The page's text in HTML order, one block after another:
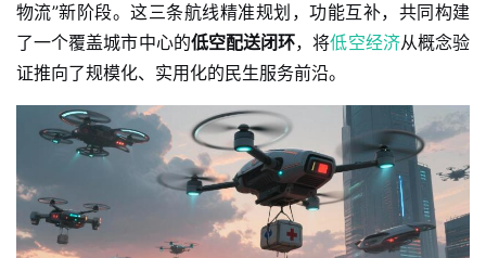
物流”新阶段。这三条航线精准规划，功能互补，共同构建
了一个覆盖城市中心的低空配送闭环，将低空经济从概念验
证推向了规模化、实用化的民生服务前沿。